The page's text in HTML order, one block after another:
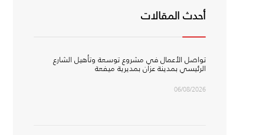
أحدث المقالات
تواصل الأعمال في مشروع توسعة وتأهيل الشارع
الرئيسي بمدينة عزان بمديرية ميفعة
06/08/2026